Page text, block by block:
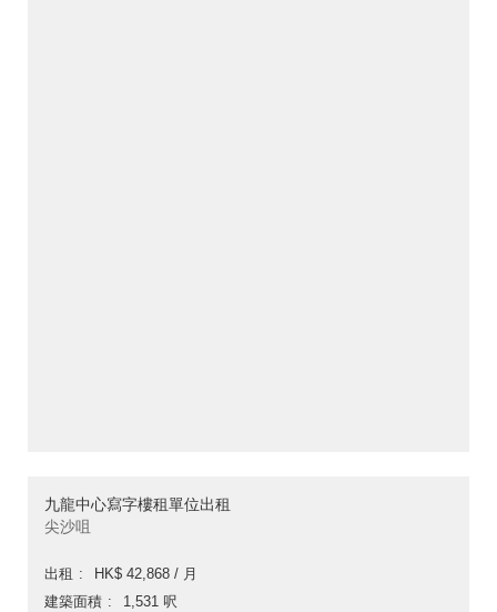
九龍中心寫字樓租單位出租
尖沙咀
出租
HK$ 42,868 / 月
建築面積
1,531 呎